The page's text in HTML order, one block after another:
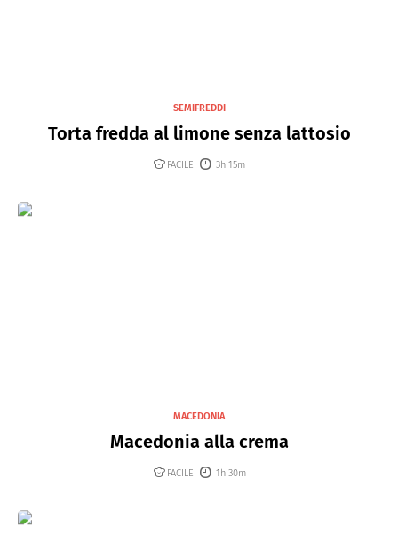
SEMIFREDDI
Torta fredda al limone senza lattosio
FACILE 3h 15m
MACEDONIA
Macedonia alla crema
FACILE 1h 30m